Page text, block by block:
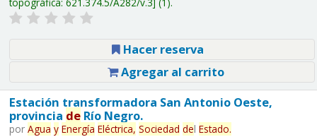
Hacer reserva
Agregar al carrito
Estación transformadora San Antonio Oeste,
provincia deRío Negro.
por Agua y Energía Eléctrica, Sociedad del Estado.